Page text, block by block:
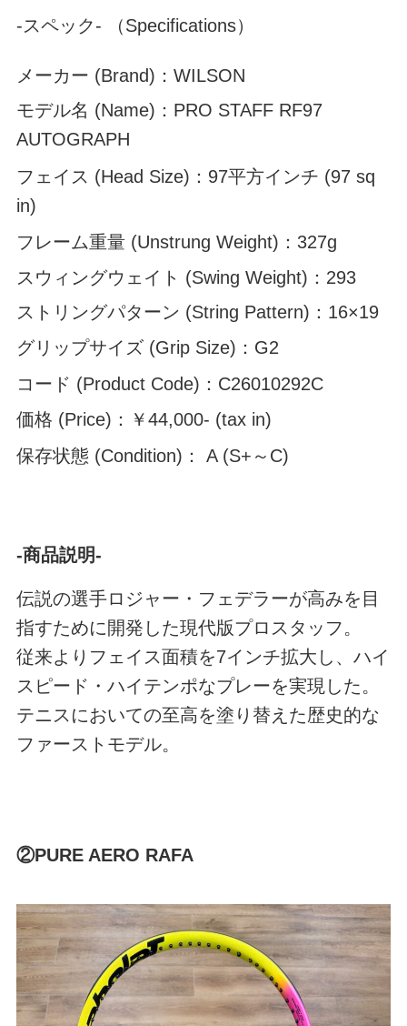
-スペック- （Specifications）
メーカー (Brand)：WILSON
モデル名 (Name)：PRO STAFF RF97
AUTOGRAPH
フェイス (Head Size)：97平方インチ (97 sq
in)
フレーム重量 (Unstrung Weight)：327g
スウィングウェイト (Swing Weight)：293
ストリングパターン (String Pattern)：16×19
グリップサイズ (Grip Size)：G2
コード (Product Code)：C26010292C
価格 (Price)：￥44,000- (tax in)
保存状態 (Condition)： A (S+～C)
-商品説明-
伝説の選手ロジャー・フェデラーが高みを目
指すために開発した現代版プロスタッフ。
従来よりフェイス面積を7インチ拡大し、ハイ
スピード・ハイテンポなプレーを実現した。
テニスにおいての至高を塗り替えた歴史的な
ファーストモデル。
②PURE AERO RAFA